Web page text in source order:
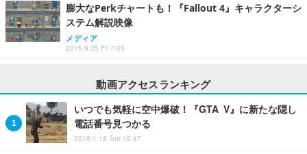
膨大なPerkチャートも！『Fallout 4』キャラクターシ
ステム解説映像
メディア
2015.9.25 Fri 7:05
動画アクセスランキング
いつでも気軽に空中爆破！『GTA V』に新たな隠し
電話番号見つかる
2016.1.12 Tue 12:47